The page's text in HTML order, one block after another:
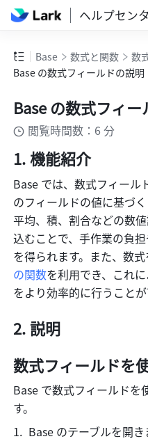
ヘルプセン
Base 数式と関数
数
Base の数式フィールドの説明
Base の数式フィ
閲覧時間数：6 分
機能紹介
Base では、数式フィール
のフィールドの値に基づ
平均、積、割合などの数
込むことで、手作業の負
を得られます。また、数式
の関数を利用でき、これ
をより効率的に行うことが
説明
数式フィールドを
Base で数式フィールドを
す。
Base のテーブルを開き